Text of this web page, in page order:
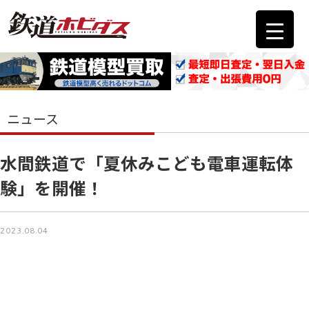
ニュース
水間鉄道で「夏休みこども電車運転体
験」を開催！
2023.08.04